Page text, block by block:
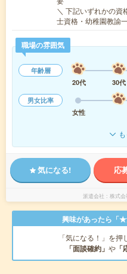
＼ 下記いずれかの資
士資格・幼稚園教諭
職場の雰囲気
年齢層
20代
30代
男女比率
女性
気になる! 応
派遣会社 株式
興味があったら「★
「気になる！」を
「面談確約」 や